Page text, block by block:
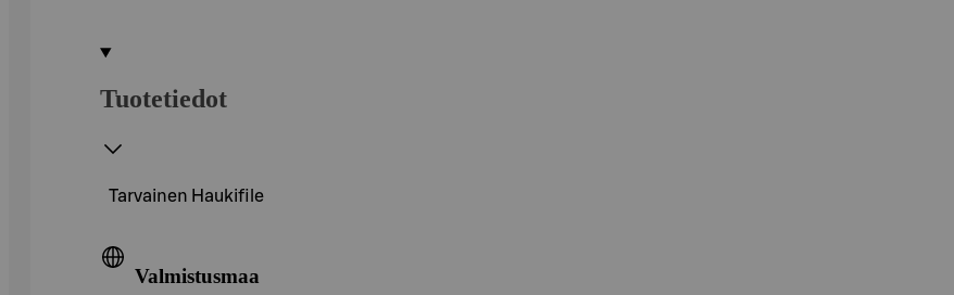
Tuotetiedot
Tarvainen Haukifile
Valmistusmaa